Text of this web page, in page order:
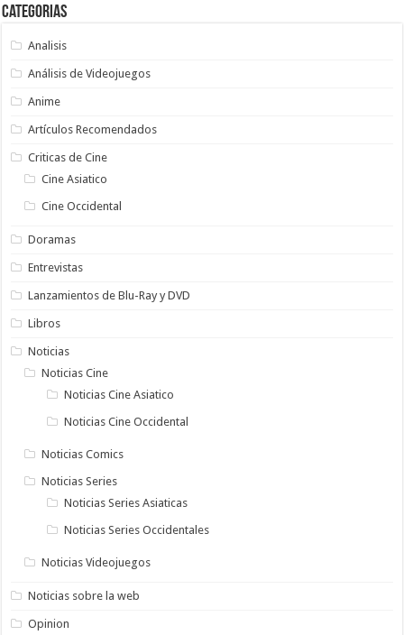
Categorias
Analisis
Análisis de Videojuegos
Anime
Artículos Recomendados
Criticas de Cine
Cine Asiatico
Cine Occidental
Doramas
Entrevistas
Lanzamientos de Blu-Ray y DVD
Libros
Noticias
Noticias Cine
Noticias Cine Asiatico
Noticias Cine Occidental
Noticias Comics
Noticias Series
Noticias Series Asiaticas
Noticias Series Occidentales
Noticias Videojuegos
Noticias sobre la web
Opinion